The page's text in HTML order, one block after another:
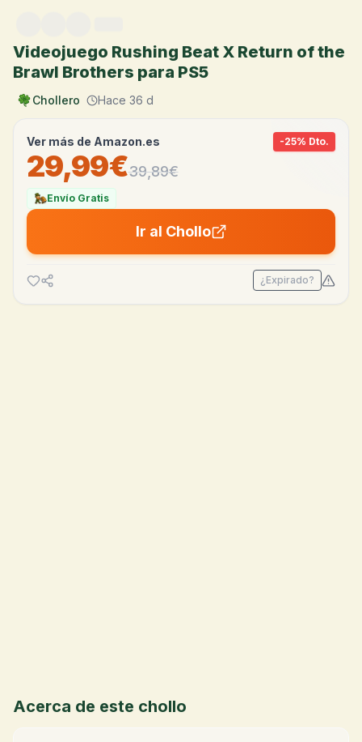
Videojuego Rushing Beat X Return of the
Brawl Brothers para PS5
Chollero Hace 36 d
Ver más de Amazon.es -25% Dto.
29,99€39,89€
Envío Gratis
Ir al Chollo
¿Expirado?
Acerca de este chollo